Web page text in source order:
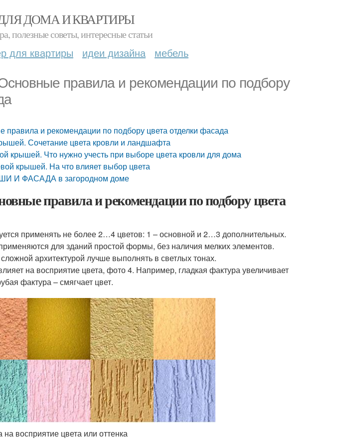
ДОМА И КВАРТИРЫ
полезные советы, интересные статьи
для квартиры идеи дизайна мебель
правила и рекомендации по подбору
и рекомендации по подбору цвета отделки фасада
Сочетание цвета кровли и ландшафта
крышей. Что нужно учесть при выборе цвета кровли для дома
крышей. На что влияет выбор цвета
И ФАСАДА в загородном доме
правила и рекомендации по подбору цвета
применять не более 2…4 цветов: 1 – основной и 2…3 дополнительных.
для зданий простой формы, без наличия мелких элементов.
архитектурой лучше выполнять в светлых тонах.
на восприятие цвета, фото 4. Например, гладкая фактура увеличивает
фактура – смягчает цвет.
восприятие цвета или оттенка